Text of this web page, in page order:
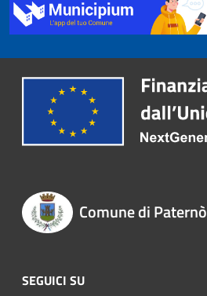
Comune di Paternò
SEGUICI SU